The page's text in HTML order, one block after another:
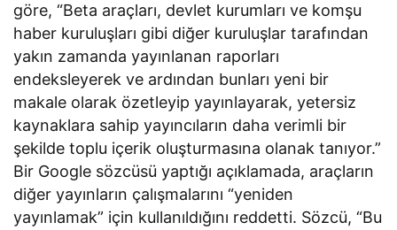
göre, “Beta araçları, devlet kurumları ve komşu
haber kuruluşları gibi diğer kuruluşlar tarafından
yakın zamanda yayınlanan raporları
endeksleyerek ve ardından bunları yeni bir
makale olarak özetleyip yayınlayarak, yetersiz
kaynaklara sahip yayıncıların daha verimli bir
şekilde toplu içerik oluşturmasına olanak tanıyor.”
Bir Google sözcüsü yaptığı açıklamada, araçların
diğer yayınların çalışmalarını “yeniden
yayınlamak” için kullanıldığını reddetti. Sözcü, “Bu